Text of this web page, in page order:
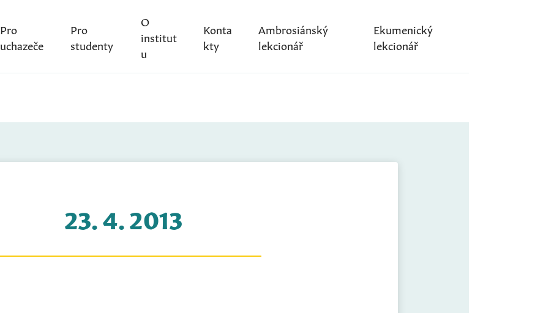
Pro
uchazeče
Pro
studenty
O
institut
u
Konta
kty
Ambrosiánský
lekcionář
Ekumenický
lekcionář
23. 4. 2013